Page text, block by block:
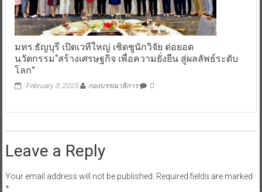
มทร.ธัญบุรี เปิดเวทีใหญ่ เชิดชูนักวิจัย ต่อยอด
นวัตกรรม“สร้างเศรษฐกิจ เพื่อความยั่งยืน สู่ผลลัพธ์ระดับ
โลก”
February 3, 2025 กองบรรณาธิการ 0
Leave a Reply
Your email address will not be published. Required fields are marked
*